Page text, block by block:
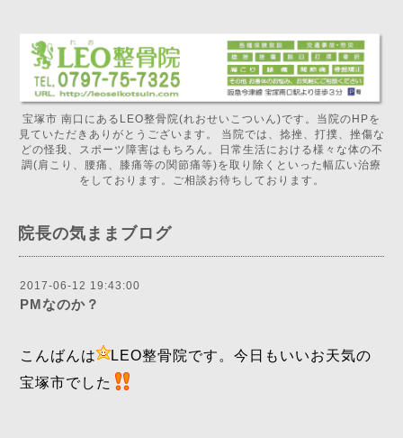
宝塚市 南口にあるLEO整骨院(れおせいこついん)です。当院のHPを
見ていただきありがとうございます。 当院では、捻挫、打撲、挫傷な
どの怪我、スポーツ障害はもちろん。日常生活における様々な体の不
調(肩こり、腰痛、膝痛等の関節痛等)を取り除くといった幅広い治療
をしております。ご相談お待ちしております。
院長の気ままブログ
2017-06-12 19:43:00
PMなのか？
こんばんは
LEO整骨院です。今日もいいお天気の
宝塚市でした